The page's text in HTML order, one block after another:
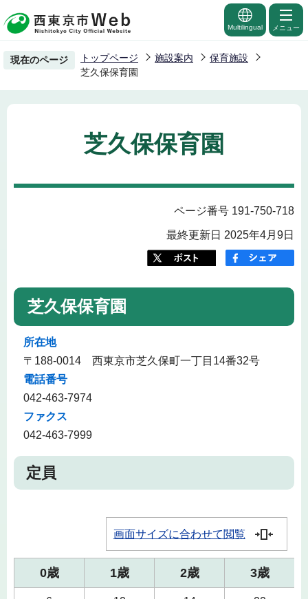
の
ー
Multilingual メニュー
現在のページ トップページ 施設案内
保育施設
芝久保保育園
芝久保保育園
ページ番号 191-750-718
最終更新日 2025年4月9日
芝久保保育園
所在地
〒188-0014 西東京市芝久保町一丁目14番32号
電話番号
042-463-7974
ファクス
042-463-7999
定員
画面サイズに合わせて閲覧
0歳 1歳 2歳 3歳